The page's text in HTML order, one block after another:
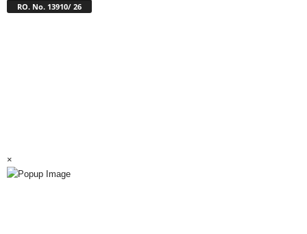
RO. No. 13910/ 26
×